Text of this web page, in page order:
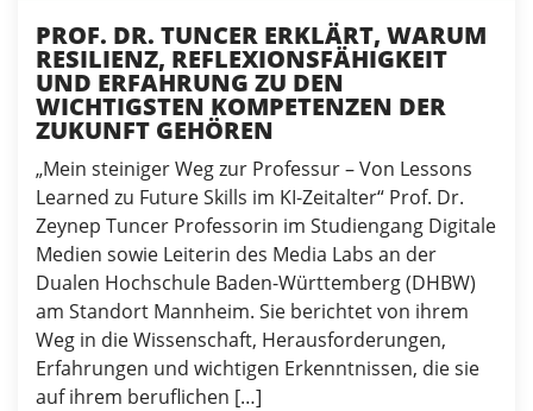
PROF. DR. TUNCER ERKLÄRT, WARUM
RESILIENZ, REFLEXIONSFÄHIGKEIT
UND ERFAHRUNG ZU DEN
WICHTIGSTEN KOMPETENZEN DER
ZUKUNFT GEHÖREN
„Mein steiniger Weg zur Professur – Von Lessons
Learned zu Future Skills im KI-Zeitalter“ Prof. Dr.
Zeynep Tuncer Professorin im Studiengang Digitale
Medien sowie Leiterin des Media Labs an der
Dualen Hochschule Baden-Württemberg (DHBW)
am Standort Mannheim. Sie berichtet von ihrem
Weg in die Wissenschaft, Herausforderungen,
Erfahrungen und wichtigen Erkenntnissen, die sie
auf ihrem beruflichen […]